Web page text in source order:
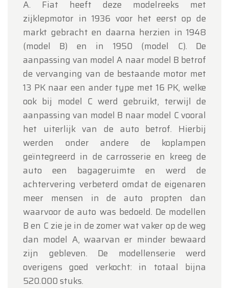
A. Fiat heeft deze modelreeks met
zijklepmotor in 1936 voor het eerst op de
markt gebracht en daarna herzien in 1948
(model B) en in 1950 (model C). De
aanpassing van model A naar model B betrof
de vervanging van de bestaande motor met
13 PK naar een ander type met 16 PK, welke
ook bij model C werd gebruikt, terwijl de
aanpassing van model B naar model C vooral
het uiterlijk van de auto betrof. Hierbij
werden onder andere de koplampen
geïntegreerd in de carrosserie en kreeg de
auto een bagageruimte en werd de
achtervering verbeterd omdat de eigenaren
meer mensen in de auto propten dan
waarvoor de auto was bedoeld. De modellen
B en C zie je in de zomer wat vaker op de weg
dan model A, waarvan er minder bewaard
zijn gebleven. De modellenserie werd
overigens goed verkocht: in totaal bijna
520.000 stuks.